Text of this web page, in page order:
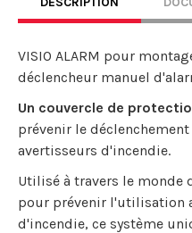
VISIO ALARM pour
déclencheur manuel
Un couvercle de
prévenir le
avertisseurs d'incendie.
Utilisé à travers le monde
pour prévenir l'utilisation
d'incendie, ce système